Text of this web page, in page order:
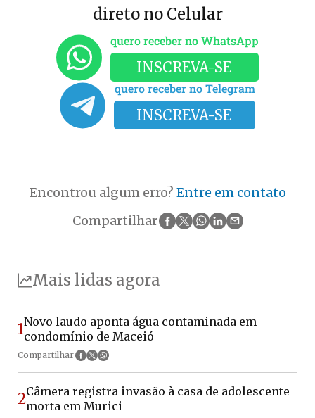
direto no Celular
quero receber no WhatsApp
INSCREVA-SE
quero receber no Telegram
INSCREVA-SE
Encontrou algum erro? Entre em contato
Compartilhar
Mais lidas agora
1Novo laudo aponta água contaminada em
condomínio de Maceió
Compartilhar
2Câmera registra invasão à casa de adolescente
morta em Murici